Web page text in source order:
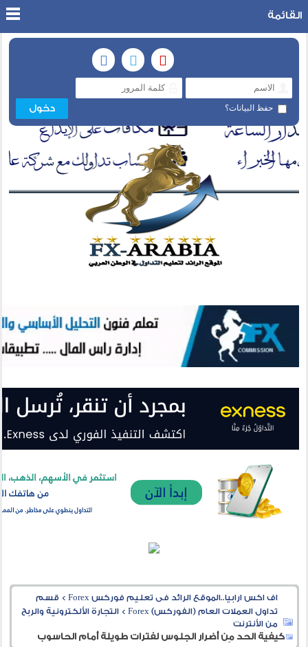
حفظ البيانات؟
القائمة
اف اكس ارابيا..الموقع الرائد فى تعليم فوركس Forex > قسم
تداول العملات العام (الفوركس) Forex
>التجارة الألكترونية والربح
من الأنترنت
كيفية الحد مِن أضرار الجلوس لفترات طويلة أمام الحاسوب